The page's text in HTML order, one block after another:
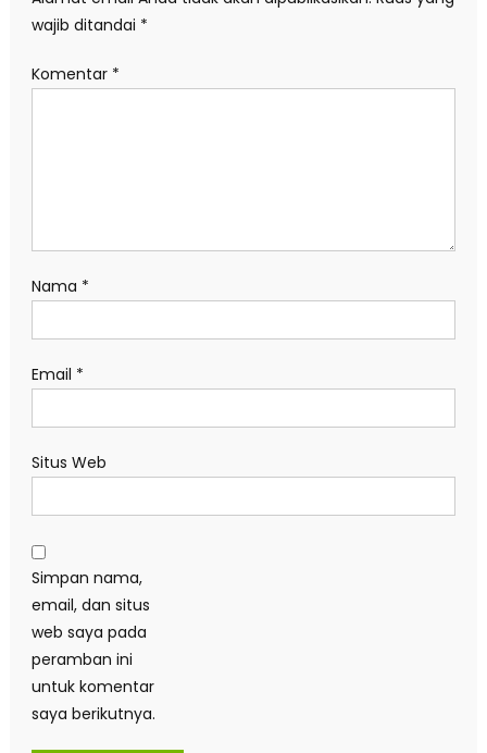
wajib ditandai *
Komentar *
Nama *
Email *
Situs Web
Simpan nama,
email, dan situs
web saya pada
peramban ini
untuk komentar
saya berikutnya.